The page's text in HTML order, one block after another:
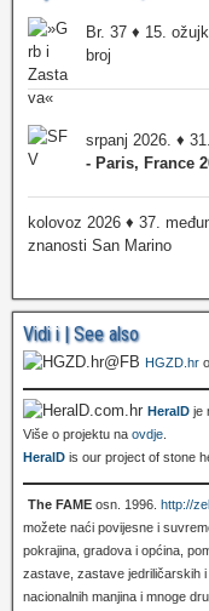
Br. 37 ♦ 15.
broj
srpanj 2026. ♦
- Paris, France
kolovoz 2026 ♦ 37.
znanosti San Marino
Vidi i | See also
HGZD.hr
HeralD je
Više o projektu na ovdje
HeralD is our project of stone
The FAME osn. 1996. http://
možete naći povijesne i
pokrajina, gradova i općina,
zastave, zastave jedriličarskih
nacionalnih manjina i mnoge